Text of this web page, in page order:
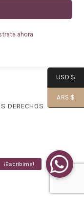
ahora
DERECHOS
USD $
ARS $